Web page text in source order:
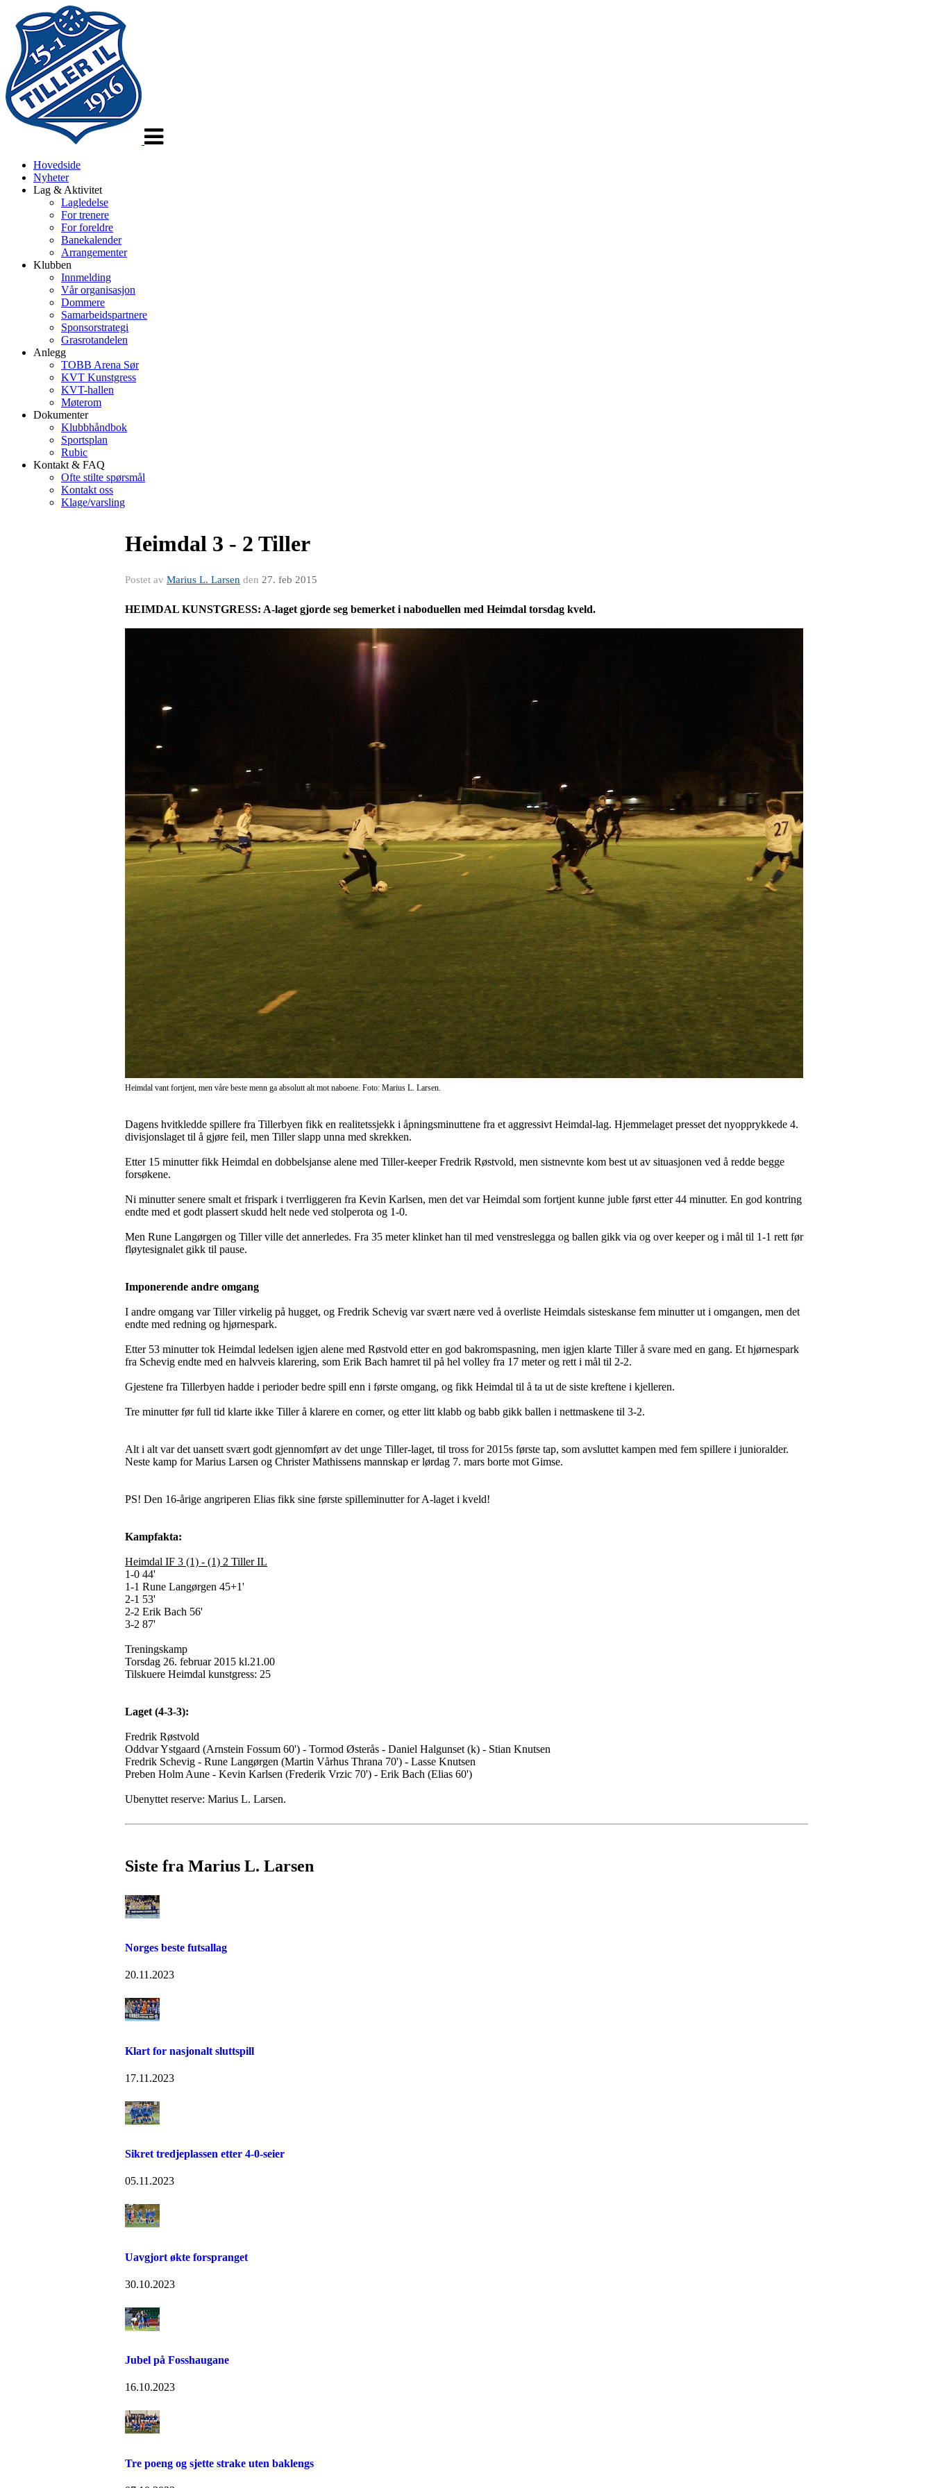
Hovedside
Nyheter
Lag & Aktivitet
Lagledelse
For trenere
For foreldre
Banekalender
Arrangementer
Klubben
Innmelding
Vår organisasjon
Dommere
Samarbeidspartnere
Sponsorstrategi
Grasrotandelen
Anlegg
TOBB Arena Sør
KVT Kunstgress
KVT-hallen
Møterom
Dokumenter
Klubbhåndbok
Sportsplan
Rubic
Kontakt & FAQ
Ofte stilte spørsmål
Kontakt oss
Klage/varsling
Heimdal 3 - 2 Tiller
Postet av Marius L. Larsen den 27. feb 2015
HEIMDAL KUNSTGRESS: A-laget gjorde seg bemerket i naboduellen med Heimdal torsdag kveld.
Heimdal vant fortjent, men våre beste menn ga absolutt alt mot naboene. Foto: Marius L. Larsen.
Dagens hvitkledde spillere fra Tillerbyen fikk en realitetssjekk i åpningsminuttene fra et aggressivt Heimdal-lag. Hjemmelaget presset det nyopprykkede 4.
divisjonslaget til å gjøre feil, men Tiller slapp unna med skrekken.
Etter 15 minutter fikk Heimdal en dobbelsjanse alene med Tiller-keeper Fredrik Røstvold, men sistnevnte kom best ut av situasjonen ved å redde begge
forsøkene.
Ni minutter senere smalt et frispark i tverrliggeren fra Kevin Karlsen, men det var Heimdal som fortjent kunne juble først etter 44 minutter. En god kontring
endte med et godt plassert skudd helt nede ved stolperota og 1-0.
Men Rune Langørgen og Tiller ville det annerledes. Fra 35 meter klinket han til med venstreslegga og ballen gikk via og over keeper og i mål til 1-1 rett før
fløytesignalet gikk til pause.
Imponerende andre omgang
I andre omgang var Tiller virkelig på hugget, og Fredrik Schevig var svært nære ved å overliste Heimdals sisteskanse fem minutter ut i omgangen, men det
endte med redning og hjørnespark.
Etter 53 minutter tok Heimdal ledelsen igjen alene med Røstvold etter en god bakromspasning, men igjen klarte Tiller å svare med en gang. Et hjørnespark
fra Schevig endte med en halvveis klarering, som Erik Bach hamret til på hel volley fra 17 meter og rett i mål til 2-2.
Gjestene fra Tillerbyen hadde i perioder bedre spill enn i første omgang, og fikk Heimdal til å ta ut de siste kreftene i kjelleren.
Tre minutter før full tid klarte ikke Tiller å klarere en corner, og etter litt klabb og babb gikk ballen i nettmaskene til 3-2.
Alt i alt var det uansett svært godt gjennomført av det unge Tiller-laget, til tross for 2015s første tap, som avsluttet kampen med fem spillere i junioralder.
Neste kamp for Marius Larsen og Christer Mathissens mannskap er lørdag 7. mars borte mot Gimse.
PS! Den 16-årige angriperen Elias fikk sine første spilleminutter for A-laget i kveld!
Kampfakta:
Heimdal IF 3 (1) - (1) 2 Tiller IL
1-0 44'
1-1 Rune Langørgen 45+1'
2-1 53'
2-2 Erik Bach 56'
3-2 87'
Treningskamp
Torsdag 26. februar 2015 kl.21.00
Tilskuere Heimdal kunstgress: 25
Laget (4-3-3):
Fredrik Røstvold
Oddvar Ystgaard (Arnstein Fossum 60') - Tormod Østerås - Daniel Halgunset (k) - Stian Knutsen
Fredrik Schevig - Rune Langørgen (Martin Vårhus Thrana 70') - Lasse Knutsen
Preben Holm Aune - Kevin Karlsen (Frederik Vrzic 70') - Erik Bach (Elias 60')
Ubenyttet reserve: Marius L. Larsen.
Siste fra Marius L. Larsen
Norges beste futsallag
20.11.2023
Klart for nasjonalt sluttspill
17.11.2023
Sikret tredjeplassen etter 4-0-seier
05.11.2023
Uavgjort økte forspranget
30.10.2023
Jubel på Fosshaugane
16.10.2023
Tre poeng og sjette strake uten baklengs